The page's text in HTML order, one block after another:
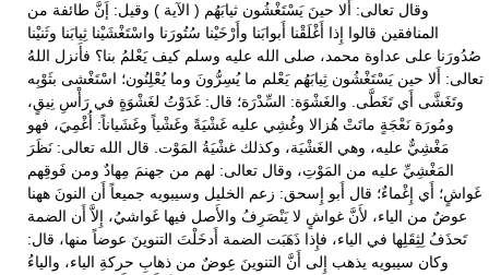
وقال تعالى: أَلا حينَ يَسْتَغْشُون ثيابَهُم ( الآية ) وقيل: إَنَّ طائفة من
المنافقين قالوا إِذا أَغْلَقْنا أَبوابَنا وأَرْخَيْنا سُتُورَنا واسْتَغْشَيْنا ثِيابَنا وثَنيْنا
صُدُورَنا على عداوة محمد، صلى الله عليه وسلم كيف يَعْلمُ بنا؟ فأَنزل اللهُ
تعالى: أَلا حين يَسْتَغْشُون ثِيابَهُم يَعْلم ما يُسِرُّونَ وما يُعْلِنُون؛ اسْتَغْشى بثَوْبِه
وتَغَشَّى أَي تَغَطَّى. والغَشْوَة: السِّدْرَة؛ قال: غَدَوْتُ لغَشْوَةٍ في رَأْسِ نِيقٍ،
ومُورَة نَعْجَةٍ ماتَتْ هُزالا وغُشِي عليه غَشْيَةً وغَشْياً وغَشَياناً: أُغْمِيَ، فهو
مَغْشِيٌّ عليه، وهي الغَشْيَة، وكذلك غشْيَةُ المَوْت. قال الله تعالى: نَظَرَ
المَغْشِيِّ عليه من المَوْتِ، وقال تعالى: لهم من جهنمَ مِهادٌ ومن فَوقِهم
غَواشٍ؛ أَي إِغْماءٌ؛ قال أَبو إِسحق: زعم الخليل وسيبويه جميعاً أَن النونَ ههنا
عوضٌ من الياء، لأَنَّ غواشٍ لا يَنْصَرِفُ والأَصل فيها غَواشيُ، إِلاَّ أَن الضمة
تَحذَفُ لِثِقَلِها في الياء، فإِذا ذَهَبَت الضمة أَدخَلْتَ التنوينَ عوضاً منها، قال:
وكان سيبويه يذهب إِلى أَنَّ التنوينَ عِوضٌ من ذهابِ حركةِ الياء، والياءُ